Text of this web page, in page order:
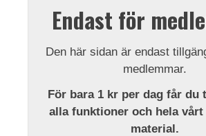
Endast för
Den här sidan är endast
medlemmar.
För bara 1 kr per dag får
alla funktioner och hela
material.